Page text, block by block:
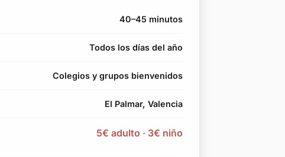
40–45 minutos
Todos los días del año
Colegios y grupos bienvenidos
El Palmar, Valencia
5€ adulto · 3€ niño